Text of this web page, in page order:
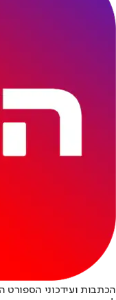
הכתבות ועידכוני הספורט